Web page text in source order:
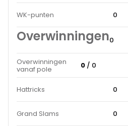
WK-punten 0
Overwinningen0
Overwinningen
vanaf pole 0 / 0
Hattricks 0
Grand Slams 0